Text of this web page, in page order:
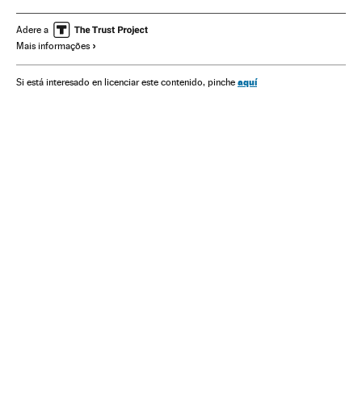
Venezuela Protestos sociais
Mal-estar social
Adere a
Mais informações
Si está interesado en licenciar este contenido, pinche aquí